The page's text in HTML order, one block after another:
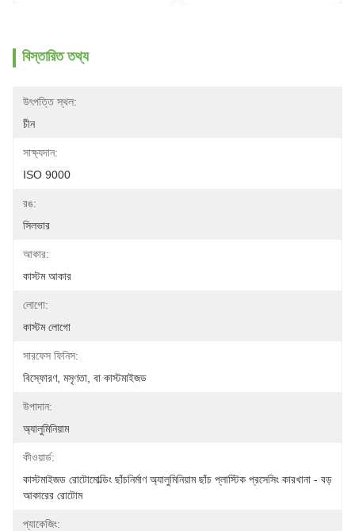
বিস্তারিত তথ্য
উৎপত্তি স্থল:
চীন
সাক্ষ্যদান:
ISO 9000
রঙ:
সিলভার
আকার:
কাস্টম আকার
লোগো:
কাস্টম লোগো
সারফেস ফিনিস:
বিস্ফোরণ, মসৃণতা, বা কাস্টমাইজড
উপাদান:
অ্যালুমিনিয়াম
কীওয়ার্ড:
কাস্টমাইজড রোটোমোল্ডিং ছাঁচনির্মাণ অ্যালুমিনিয়াম ছাঁচ প্লাস্টিক প্রসেসিং কারখানা - বড়
আকারের রোটোম
প্যাকেজিং: